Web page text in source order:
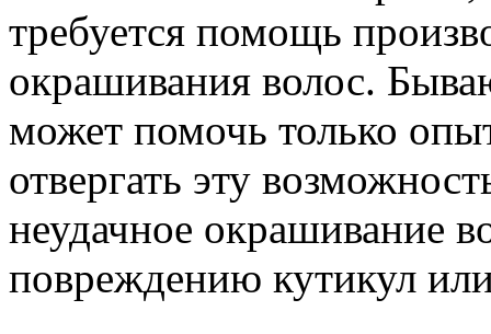
требуется помощь
окрашивания волос.
может помочь только
отвергать эту
неудачное окрашивание
повреждению кутикул